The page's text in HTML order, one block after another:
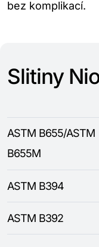
bez komplikací.
Slitiny
ASTM B655/ASTM
B655M
ASTM B394
ASTM B392